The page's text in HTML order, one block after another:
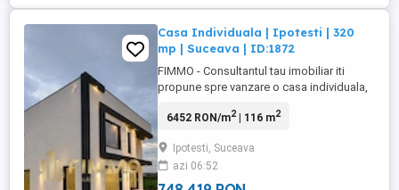
Casa Individuala | Ipotesti | 320
mp | Suceava | ID:1872
FIMMO - Consultantul tau imobiliar iti
propune spre vanzare o casa individuala,
linii elegante si spatii bine proportionate,
Ipotesti, cu acces rapid catre oras.
Construita in regim de inaltime P+1,
proprietatea este amplasata ...
6452 RON/m2| 116 m2
Ipotesti, Suceava
azi 06:52